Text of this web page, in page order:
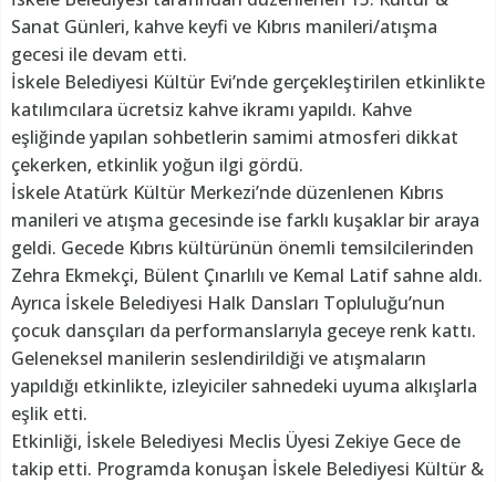
Sanat Günleri, kahve keyfi ve Kıbrıs manileri/atışma
gecesi ile devam etti.
İskele Belediyesi Kültür Evi’nde gerçekleştirilen etkinlikte
katılımcılara ücretsiz kahve ikramı yapıldı. Kahve
eşliğinde yapılan sohbetlerin samimi atmosferi dikkat
çekerken, etkinlik yoğun ilgi gördü.
İskele Atatürk Kültür Merkezi’nde düzenlenen Kıbrıs
manileri ve atışma gecesinde ise farklı kuşaklar bir araya
geldi. Gecede Kıbrıs kültürünün önemli temsilcilerinden
Zehra Ekmekçi, Bülent Çınarlılı ve Kemal Latif sahne aldı.
Ayrıca İskele Belediyesi Halk Dansları Topluluğu’nun
çocuk dansçıları da performanslarıyla geceye renk kattı.
Geleneksel manilerin seslendirildiği ve atışmaların
yapıldığı etkinlikte, izleyiciler sahnedeki uyuma alkışlarla
eşlik etti.
Etkinliği, İskele Belediyesi Meclis Üyesi Zekiye Gece de
takip etti. Programda konuşan İskele Belediyesi Kültür &